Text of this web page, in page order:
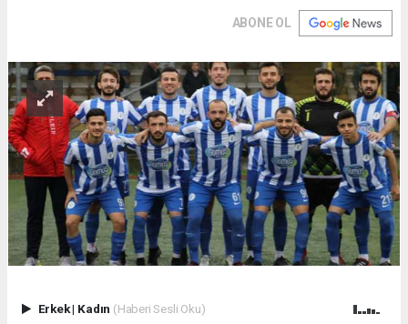
ABONE OL
Erkek| Kadın (Haberi Sesli Oku)